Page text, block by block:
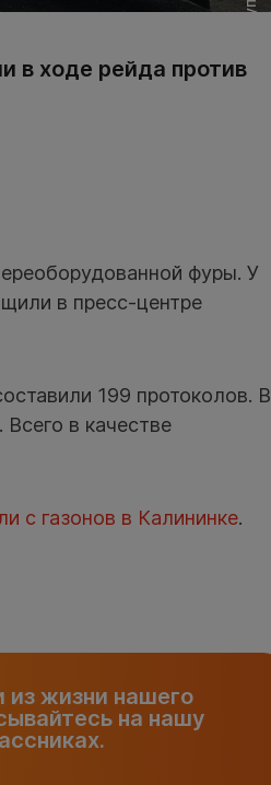
в ходе рейда против
фуры. У
в пресс-центре
199 протоколов. В
в качестве
с газонов в Калининке.
из жизни нашего
на нашу